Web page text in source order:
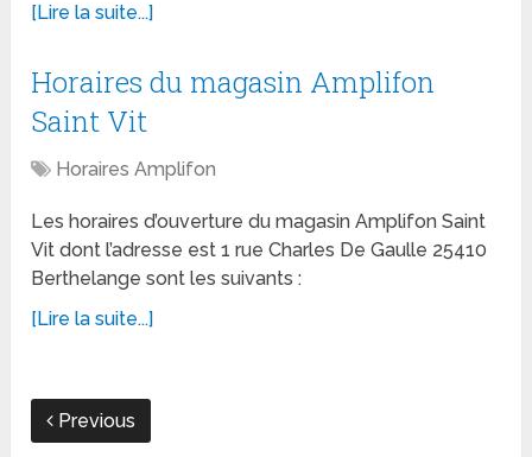
[Lire la suite...]
Horaires du magasin Amplifon
Saint Vit
Horaires Amplifon
Les horaires d’ouverture du magasin Amplifon Saint
Vit dont l’adresse est 1 rue Charles De Gaulle 25410
Berthelange sont les suivants :
[Lire la suite...]
Previous